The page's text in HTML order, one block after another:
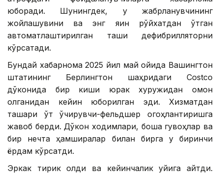
юборади. Шунингдек, у жабрланувчининг
жойлашувини ва энг яқин рўйхатдан ўтган
автоматлаштирилган ташқи дефибрилляторни
кўрсатади.
Бундай хабарнома 2025 йил май ойида Вашингтон
штатининг Берлингтон шаҳридаги Costco
дўконида бир киши юрак хуружидан омон
қолганидан кейин юборилган эди. Хизматдан
ташқари ўт ўчирувчи-фельдшер огоҳлантиришга
жавоб берди. Дўкон ходимлари, бошқа гувоҳлар ва
бир нечта ҳамширалар билан бирга у биринчи
ёрдам кўрсатди.
Эркак тирик қолди ва кейинчалик уйига қайтди.